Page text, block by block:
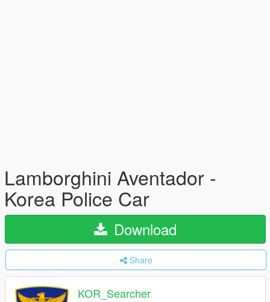
Lamborghini Aventador -
Korea Police Car
Download
Share
KOR_Searcher